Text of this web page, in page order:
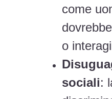
come
o
sociali: